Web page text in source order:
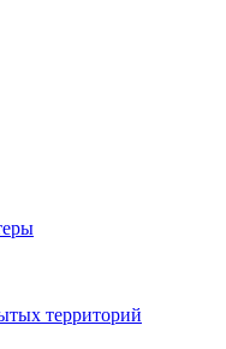
территорий